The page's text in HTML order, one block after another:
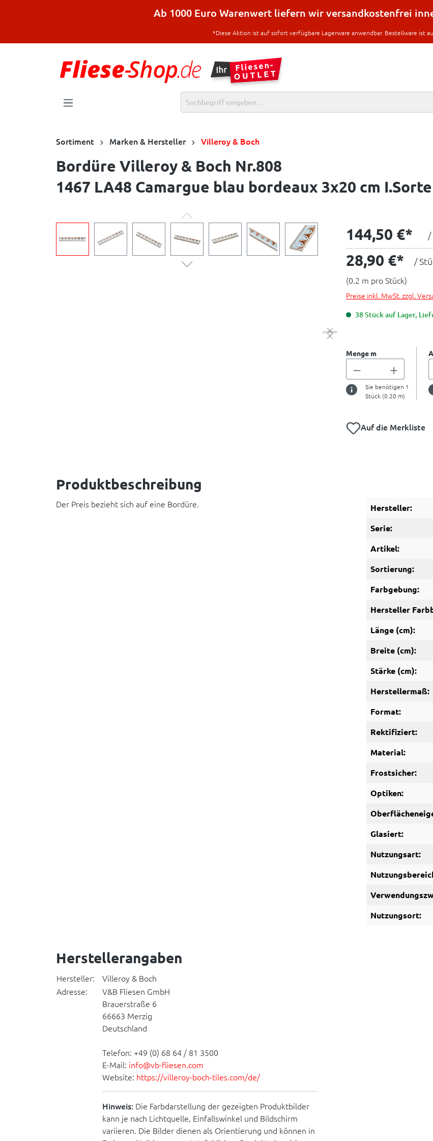
Ab 1000 Euro Warenwert liefern wir versandkostenfrei
*Diese Aktion ist auf sofort verfügbare Lagerware anwendbar. Bestellware ist
Sortiment Marken & Hersteller Villeroy & Boch
Bordüre Villeroy & Boch Nr.808
1467 LA48 Camargue blau bordeaux 3x20 cm I.Sorte
144,50 €* /
28,90 €* /
(0.2 m pro Stück)
Preise inkl. MwSt. zzgl.
38 Stück auf Lager,
Menge m
Sie benötigen 1
Stück (0.20 m)
Auf die Merkliste
Produktbeschreibung
Der Preis bezieht sich auf eine Bordüre. Hersteller:
Serie:
Artikel:
Sortierung:
Farbgebung:
Hersteller
Länge (cm):
Breite (cm):
Stärke (cm):
Herstellermaß:
Format:
Rektifiziert:
Material:
Frostsicher:
Optiken:
Glasiert:
Nutzungsart:
Nutzungsort:
Herstellerangaben
Hersteller:
Villeroy & Boch
Adresse:
V&B Fliesen GmbH
Brauerstraße 6
66663 Merzig
Deutschland
Telefon: +49 (0) 68 64 / 81 3500
E-Mail: info@vb-fliesen.com
Website: https://villeroy-boch-tiles.com/de/
Hinweis: Die Farbdarstellung der gezeigten Produktbilder
kann je nach Lichtquelle, Einfallswinkel und Bildschirm
variieren. Die Bilder dienen als Orientierung und können in